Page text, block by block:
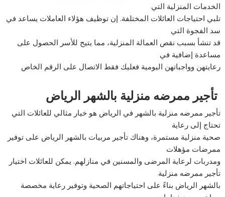
الخدمات المنزلية التي
تلبي احتياجات العائلات المختلفة. إن توظيف هؤلاء العاملات يساعد في
سد الفجوة التي
قد تنشأ بسبب نقص العمالة المنزلية، مما يتيح للأسر الحصول على
مساعدة إضافية في
رعايتهن وواجباتهن اليومية فعليك فقط الاتصال على الرقم الخاص
تأجير ممرضه منزلية بالشهر الرياض
تأجير ممرضه منزلية بالشهر في الرياض هو خيار مثالي للعائلات التي
تحتاج إلى رعاية
صحية منزلية مستمرة، وهناك تأجير مربيات بالشهر الرياض على توفير
ممرضات مؤهلات
ومدربات لرعاية المرضى والمسنين في منازلهم. يمكن للعائلات اختيار
تأجير ممرضه منزلية
بالشهر الرياض بناءً على احتياجاتهم الصحية وتوفير رعاية مخصصة